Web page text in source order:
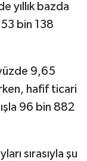
yıllık bazda
bin 138
9,65
hafif ticari
96 bin 882
sırasıyla şu